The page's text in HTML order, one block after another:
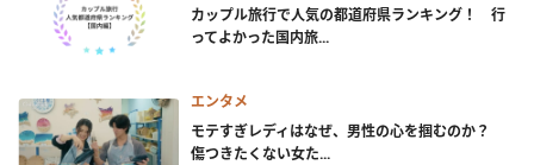
カップル旅行で人気の都道府県ランキング！ 行
ってよかった国内旅...
エンタメ
モテすぎレディはなぜ、男性の心を掴むのか？
傷つきたくない女た...